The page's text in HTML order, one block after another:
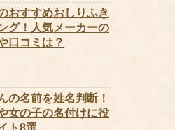
おすすめおしりふき
グ！人気メーカーの
口コミは？
の名前を姓名判断！
女の子の名付けに役
ト8選